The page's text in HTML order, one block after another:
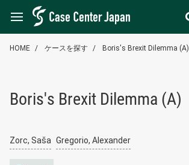
HOME ケースを探す Boris's Brexit Dilemma (A)
Boris's Brexit Dilemma (A)
Zorc, Saša Gregorio, Alexander